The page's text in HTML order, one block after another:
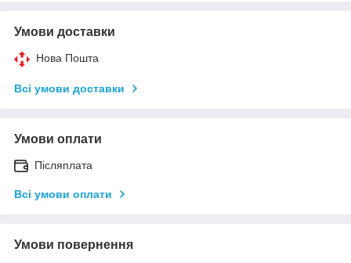
Умови доставки
Нова Пошта
Всі умови доставки
Умови оплати
Післяплата
Всі умови оплати
Умови повернення